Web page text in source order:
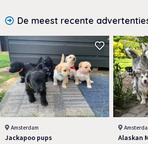
De meest recente
Amsterdam
Jackapoo pups
Alaskan